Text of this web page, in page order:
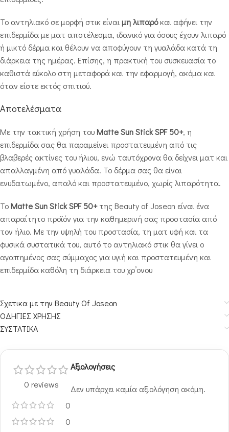
Το αντηλιακό σε μορφή στικ είναιμη λιπαρόκαι αφήνει την
επιδερμίδα με ματ αποτέλεσμα, ιδανικό για όσους έχουν λιπαρό
ή μικτό δέρμα και θέλουν να αποφύγουν τη γυαλάδα κατά τη
διάρκεια της ημέρας. Επίσης, η πρακτική του συσκευασία το
καθιστά εύκολο στη μεταφορά και την εφαρμογή, ακόμα και
όταν είστε εκτός σπιτιού.
Αποτελέσματα
Με την τακτική χρήση τουMatte Sun Stick SPF 50+, η
επιδερμίδα σας θα παραμείνει προστατευμένη από τις
βλαβερές ακτίνες του ήλιου, ενώ ταυτόχρονα θα δείχνει ματ και
απαλλαγμένη από γυαλάδα. Το δέρμα σας θα είναι
ενυδατωμένο, απαλό και προστατευμένο, χωρίς λιπαρότητα.
ΤοMatte Sun Stick SPF 50+της Beauty of Joseon είναι ένα
απαραίτητο προϊόν για την καθημερινή σας προστασία από
τον ήλιο. Με την υψηλή του προστασία, τη ματ υφή και τα
φυσικά συστατικά του, αυτό το αντηλιακό στικ θα γίνει ο
αγαπημένος σας σύμμαχος για υγιή και προστατευμένη και
επιδερμίδα καθόλη τη διάρκεια του χρ’ονου
Σχετικα με την Beauty Of Joseon
ΟΔΗΓΙΕΣ ΧΡΗΣΗΣ
ΣΥΣΤΑΤΙΚΑ
0 reviews
0
0
Αξιολογήσεις
Δεν υπάρχει καμία αξιολόγηση ακόμη.